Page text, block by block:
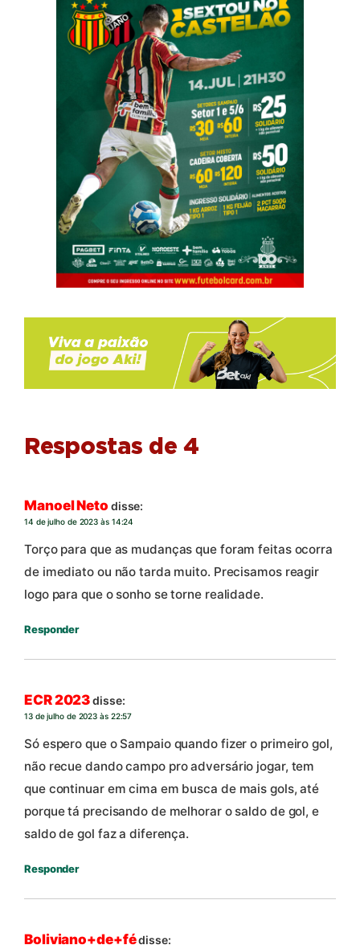
Respostas de 4
Manoel Neto disse:
14 de julho de 2023 às 14:24
Torço para que as mudanças que foram feitas ocorra
de imediato ou não tarda muito. Precisamos reagir
logo para que o sonho se torne realidade.
Responder
ECR 2023disse:
13 de julho de 2023 às 22:57
Só espero que o Sampaio quando fizer o primeiro gol,
não recue dando campo pro adversário jogar, tem
que continuar em cima em busca de mais gols, até
porque tá precisando de melhorar o saldo de gol, e
saldo de gol faz a diferença.
Responder
Boliviano+de+fédisse: